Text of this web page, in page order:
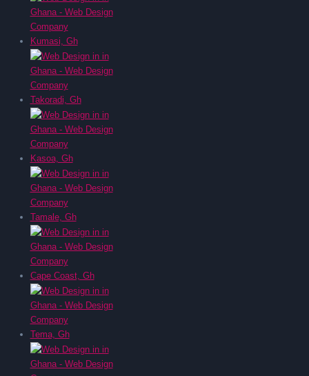
Kumasi, Gh
Takoradi, Gh
Kasoa, Gh
Tamale, Gh
Cape Coast, Gh
Tema, Gh